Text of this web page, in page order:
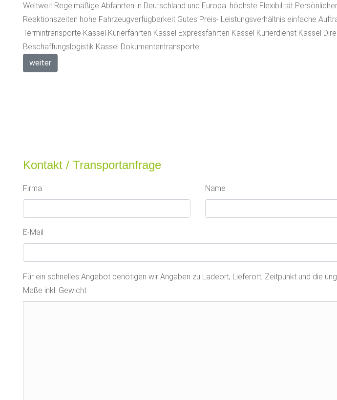
Weltweit Regelmäßige Abfahrten in Deutschland und Europa. höchste Flexibilität
Reaktionszeiten hohe Fahrzeugverfügbarkeit Gutes Preis- Leistungsverhältnis einfache
Termintransporte Kassel Kurierfahrten Kassel Expressfahrten Kassel Kurierdienst Kassel
Beschaffungslogistik Kassel Dokumententransporte ...
weiter
Kontakt / Transportanfrage
Firma Name
E-Mail
Für ein schnelles Angebot benötigen wir Angaben zu Ladeort, Lieferort, Zeitpunkt und die
Maße inkl. Gewicht